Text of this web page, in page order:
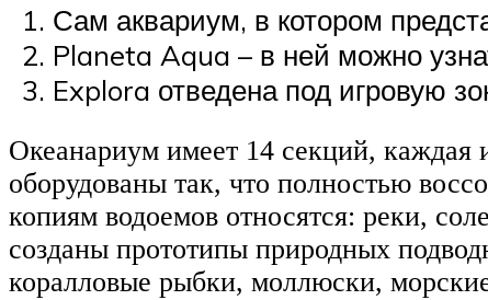
Сам аквариум, в котором
Planeta Aqua – в ней можно
Explora отведена под игровую
Океанариум имеет 14 секций, каждая
оборудованы так, что полностью
копиям водоемов относятся: реки,
созданы прототипы природных
коралловые рыбки, моллюски,